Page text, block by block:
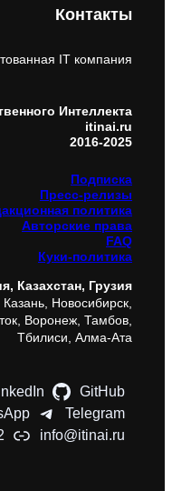
Контакты
IT компания
Интеллекта
itinai.ru
2016-2025
Подписка
Пресс-релизы
политика
Авторские права
FAQ
Куки-политика
Казахстан, Грузия
Новосибирск,
Воронеж, Тамбов,
Тбилиси, Алма-Ата
GitHub
Telegram
info@itinai.ru